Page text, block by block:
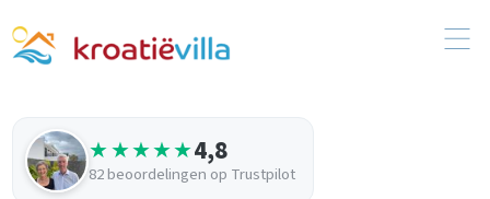
★★★★★4,8
82 beoordelingen op Trustpilot